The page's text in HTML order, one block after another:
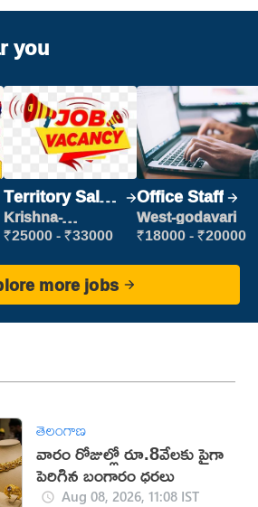
you
Territory Sales
Manager
Krishna-
vijayawada
₹25000 - ₹33000
Office Staff
West-godavari
₹18000 - ₹20000
more jobs
తెలంగాణ
వారం రోజుల్లో రూ.8వేలకు పైగా
పెరిగిన బంగారం ధరలు
Aug 08, 2026, 11:08 IST